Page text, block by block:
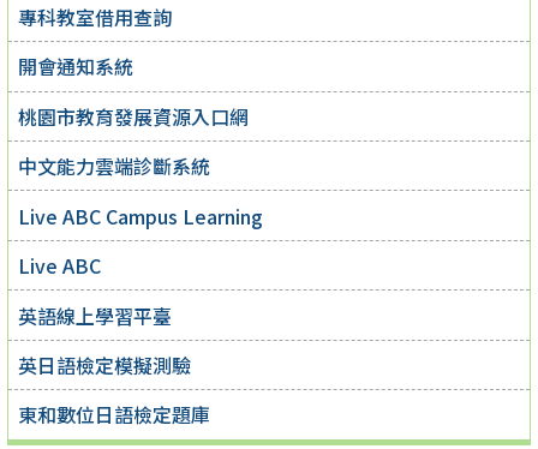
專科教室借用查詢
開會通知系統
桃園市教育發展資源入口網
中文能力雲端診斷系統
Live ABC Campus Learning
Live ABC
英語線上學習平臺
英日語檢定模擬測驗
東和數位日語檢定題庫